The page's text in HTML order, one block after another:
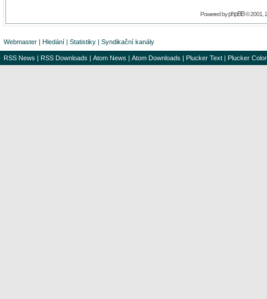
Powered byphpBB© 2001,
Webmaster | Hledání | Statistiky | Syndikační kanály
RSS News | RSS Downloads | Atom News | Atom Downloads | Plucker Text | Plucker Color